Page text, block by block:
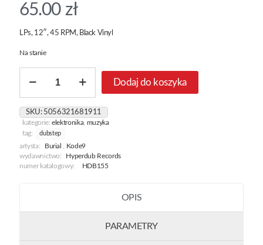
65.00 zł
LPs, 12″, 45 RPM, Black Vinyl
Na stanie
Phoneglow
Eyes
Go
Blank
Dodaj do koszyka
SKU: 5056321681911
kategorie:elektronika, muzyka
tag:
dubstep
artysta: Burial
Kode9
wydawnictwo:
Hyperdub Records
numer katalogowy:
HDB155
OPIS
PARAMETRY